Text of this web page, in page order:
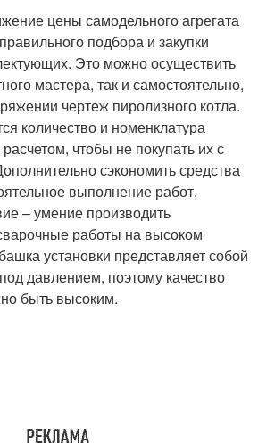
цены самодельного агрегата
подбора и закупки
Это можно осуществить
мастера, так и самостоятельно,
чертеж пиролизного котла.
количество и номенклатура
чтобы не покупать их с
сэкономить средства
выполнение работ,
– умение производить
работы на высоком
установки представляет собой
давлением, поэтому качество
быть высоким.